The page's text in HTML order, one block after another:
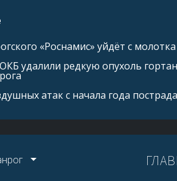
«Роснамис» уйдёт с молотка
удалили редкую опухоль
атак с начала года